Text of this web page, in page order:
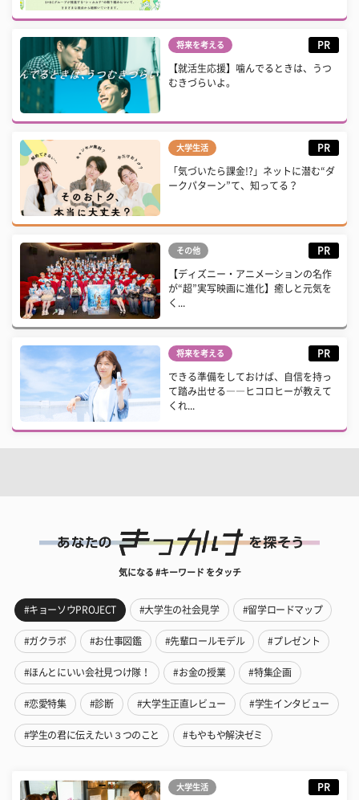
将来を考える PR
【就活生応援】噛んでるときは、うつ
むきづらいよ。
大学生活 PR
「気づいたら課金!?」ネットに潜む“ダ
ークパターン”て、知ってる？
その他 PR
【ディズニー・アニメーションの名作
が“超”実写映画に進化】癒しと元気を
く...
将来を考える PR
できる準備をしておけば、自信を持っ
て踏み出せる――ヒコロヒーが教えて
くれ...
気になる #キーワード をタッチ
#キョーソウPROJECT #大学生の社会見学 #留学ロードマップ
#ガクラボ #お仕事図鑑 #先輩ロールモデル #プレゼント
#ほんとにいい会社見つけ隊！ #お金の授業 #特集企画
#恋愛特集 #診断 #大学生正直レビュー #学生インタビュー
#学生の君に伝えたい３つのこと #もやもや解決ゼミ
大学生活 PR